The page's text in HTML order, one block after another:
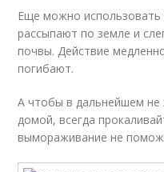
Еще можно использовать
рассыпают по земле и
почвы. Действие
погибают.
А чтобы в дальнейшем не
домой, всегда
вымораживание не